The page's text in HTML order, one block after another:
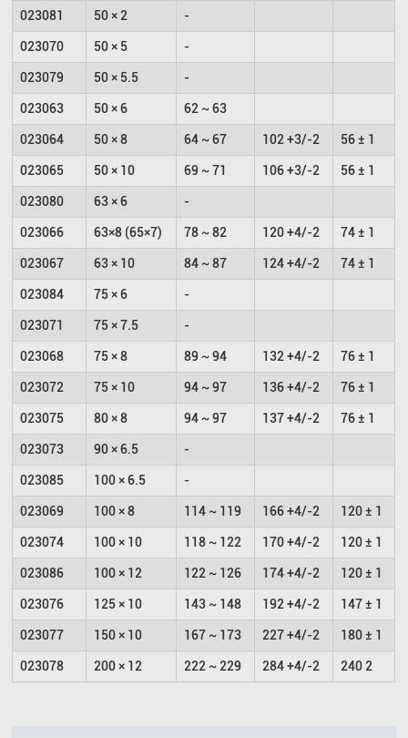
023081 50 × 2
-
023070
50 × 5
-
023079
50 × 5.5
-
023063
50 × 6
62 ~ 63
023064
50 × 8 64 ~ 67 102 +3/-2
56 ± 1
023065
50 × 10 69 ~ 71 106 +3/-2
56 ± 1
023080
63 × 6
-
023066
63×8 (65×7) 78 ~ 82 120 +4/-2
74 ± 1
023067
63 × 10 84 ~ 87 124 +4/-2
74 ± 1
023084
75 × 6
-
023071
75 × 7.5
-
023068
75 × 8 89 ~ 94 132 +4/-2
76 ± 1
023072
75 × 10 94 ~ 97 136 +4/-2
76 ± 1
023075
80 × 8 94 ~ 97 137 +4/-2
76 ± 1
023073
90 × 6.5
-
023085
100 × 6.5
-
023069
100 × 8 114 ~ 119 166 +4/-2
120 ± 1
023074
100 × 10 118 ~ 122 170 +4/-2
120 ± 1
023086
100 × 12 122 ~ 126 174 +4/-2
120 ± 1
023076
125 × 10 143 ~ 148 192 +4/-2
147 ± 1
023077
150 × 10 167 ~ 173 227 +4/-2
180 ± 1
023078
200 × 12 222 ~ 229 284 +4/-2 240 2